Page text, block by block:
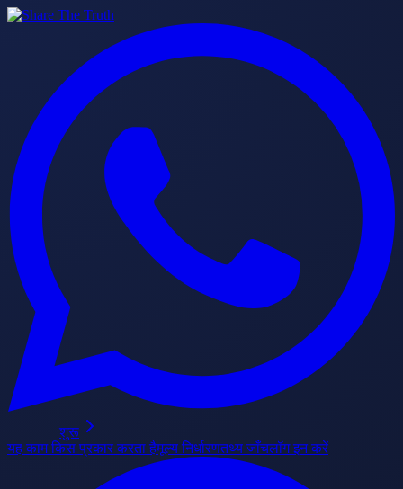
शुरू
यह काम किस प्रकार करता हैमूल्य निर्धारणतथ्य जाँचलॉग इन करें